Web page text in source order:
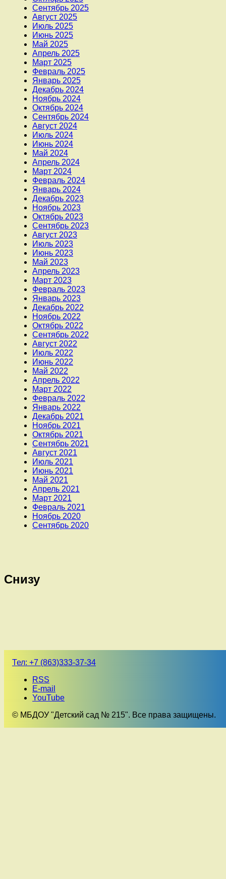
Сентябрь 2025
Август 2025
Июль 2025
Июнь 2025
Май 2025
Апрель 2025
Март 2025
Февраль 2025
Январь 2025
Декабрь 2024
Ноябрь 2024
Октябрь 2024
Сентябрь 2024
Август 2024
Июль 2024
Июнь 2024
Май 2024
Апрель 2024
Март 2024
Февраль 2024
Январь 2024
Декабрь 2023
Ноябрь 2023
Октябрь 2023
Сентябрь 2023
Август 2023
Июль 2023
Июнь 2023
Май 2023
Апрель 2023
Март 2023
Февраль 2023
Январь 2023
Декабрь 2022
Ноябрь 2022
Октябрь 2022
Сентябрь 2022
Август 2022
Июль 2022
Июнь 2022
Май 2022
Апрель 2022
Март 2022
Февраль 2022
Январь 2022
Декабрь 2021
Ноябрь 2021
Октябрь 2021
Сентябрь 2021
Август 2021
Июль 2021
Июнь 2021
Май 2021
Апрель 2021
Март 2021
Февраль 2021
Ноябрь 2020
Сентябрь 2020
Снизу
Тел: +7 (863)333-37-34
RSS
E-mail
YouTube
© МБДОУ "Детский сад № 215". Все права защищены.